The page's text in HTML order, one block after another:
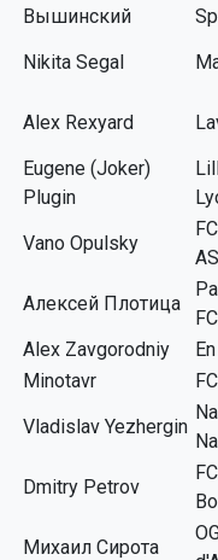
Вышинский
Nikita Segal
Alex Rexyard
Eugene (Joker)
Plugin
Vano Opulsky
Алексей Плотица
FC
Alex Zavgorodniy
Minotavr
Vladislav Yezhergin
Dmitry Petrov
Михаил Сирота